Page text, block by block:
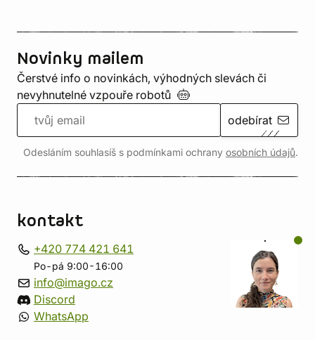
Novinky mailem
Čerstvé info o novinkách, výhodných slevách či
nevyhnutelné vzpouře robotů
odebírat
Odesláním souhlasíš s podmínkami ochrany osobních údajů.
kontakt
+420 774 421 641
Po-pá 9:00-16:00
info@imago.cz
Discord
WhatsApp